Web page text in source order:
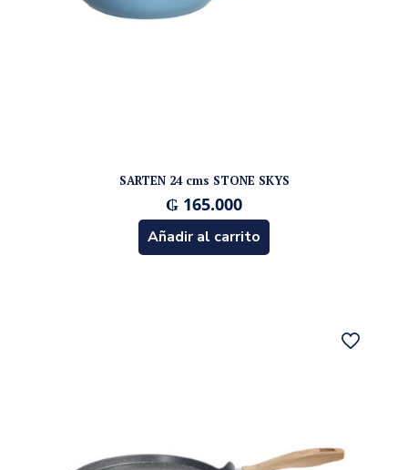
SARTEN 24 cms STONE SKYS
₲ 165.000
Añadir al carrito